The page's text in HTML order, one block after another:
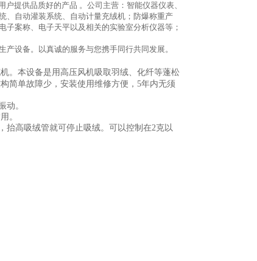
提供品质好的产品 。公司主营：智能仪器仪表、
、自动灌装系统、自动计量充绒机；防爆称重产
案称、电子天平以及相关的实验室分析仪器等；
设备。以真诚的服务与您携手同行共同发展。
。本设备是用高压风机吸取羽绒、化纤等蓬松
简单故障少，安装使用维修方便，5年内无须
动。
。
抬高吸绒管就可停止吸绒。可以控制在2克以